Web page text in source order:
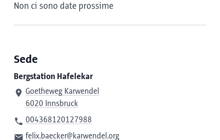
Non ci sono date prossime
Sede
Bergstation Hafelekar
Goetheweg Karwendel
6020 Innsbruck
004368120127988
felix.baecker@karwendel.org